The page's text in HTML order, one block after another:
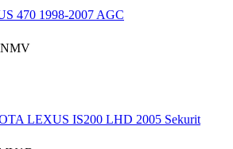
470 1998-2007 AGC
LEXUS IS200 LHD 2005 Sekurit